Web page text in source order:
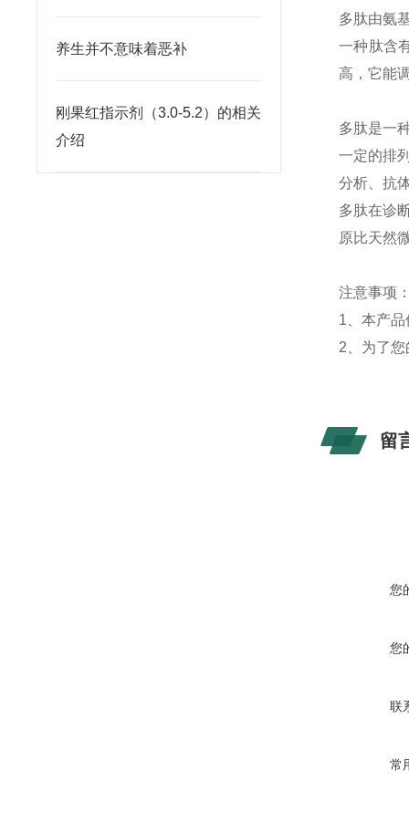
养生并不意味着恶补
刚果红指示剂（3.0-5.2）的相关
介绍
多肽由氨
一种肽含
高，它能
多肽是一
一定的排
分析、抗
多肽在诊
原比天然
注意事项
1 、本产
2 、为了
留
您
您
联
常